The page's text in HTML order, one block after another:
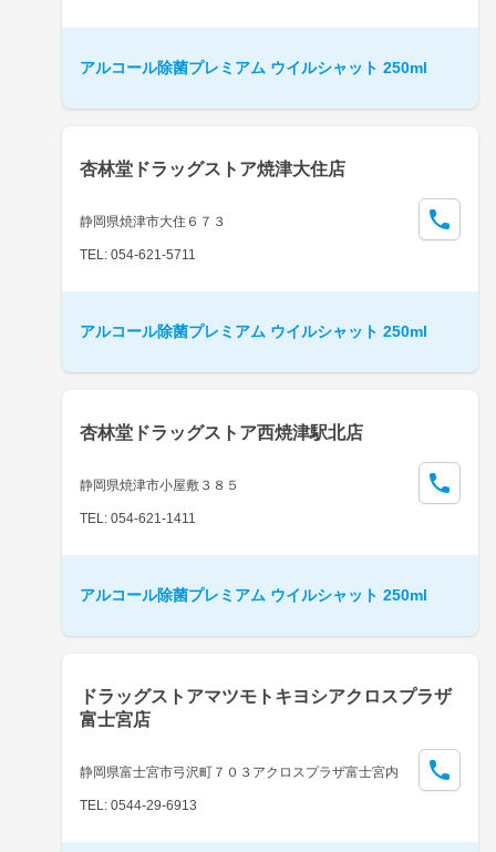
アルコール除菌プレミアム ウイルシャット 250ml
杏林堂ドラッグストア焼津大住店
静岡県焼津市大住６７３
TEL: 054-621-5711
アルコール除菌プレミアム ウイルシャット 250ml
杏林堂ドラッグストア西焼津駅北店
静岡県焼津市小屋敷３８５
TEL: 054-621-1411
アルコール除菌プレミアム ウイルシャット 250ml
ドラッグストアマツモトキヨシアクロスプラザ
富士宮店
静岡県富士宮市弓沢町７０３アクロスプラザ富士宮内
TEL: 0544-29-6913